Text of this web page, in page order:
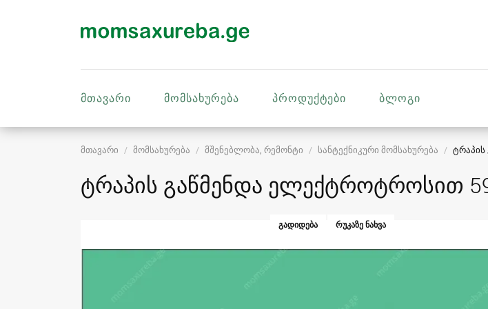
მთავარი მომსახურება პროდუქტები ბლოგი
მთავარი მომსახურება მშენებლობა, რემონტი სანტექნიკური მომსახურება
ტრაპის გაწმენდა ელექტროტროსით
ᲒᲐᲓᲘᲓᲔᲑᲐ ᲠᲣᲙᲐᲖᲔ ᲜᲐᲮᲕᲐ